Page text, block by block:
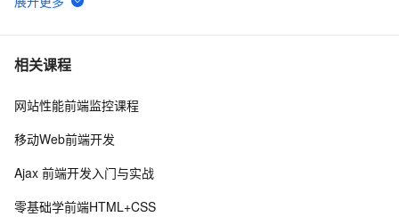
6 利用itchat搭建微信机器人详解(附三个实用示例)（下）
7 【视频教程】微信小程序开发-框架篇2 WXML
8 使用微信JS-SDK调用发票接口的完整开发指南
10微信公众平台开发(96)  多个功能整合
相关课程
网站性能前端监控课程
移动Web前端开发
Ajax 前端开发入门与实战
零基础学前端HTML+CSS